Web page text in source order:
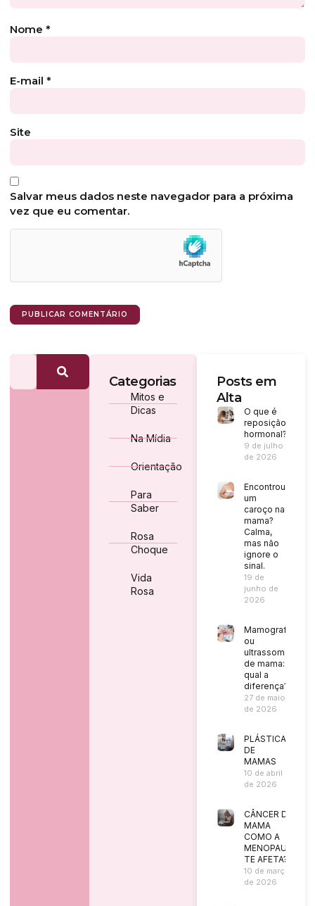
Nome *
E-mail *
Site
Salvar meus dados neste navegador para a próxima
vez que eu comentar.
Categorias
Mitos e
Dicas
Na Mídia
Orientação
Para
Saber
Rosa
Choque
Vida
Rosa
Posts em
Alta
O que é
reposição
hormonal?
9 de julho
de 2026
Encontrou
um
caroço na
mama?
Calma,
mas não
ignore o
sinal.
19 de
junho de
2026
Mamografia
ou
ultrassom
de mama:
qual a
diferença?
27 de maio
de 2026
PLÁSTICA
DE
MAMAS
10 de abril
de 2026
CÂNCER DE
MAMA
COMO A
MENOPAUSA
TE AFETA?
10 de março
de 2026